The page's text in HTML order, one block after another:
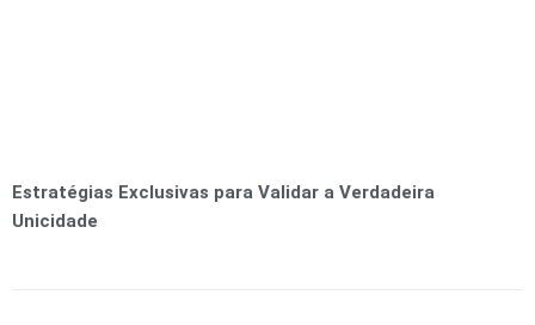
Estratégias Exclusivas para Validar a Verdadeira
Unicidade